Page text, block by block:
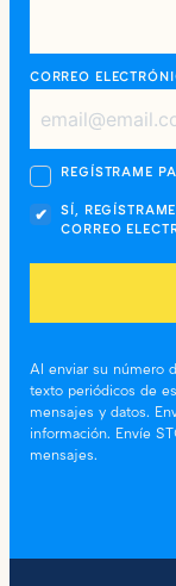
CORREO
REGÍSTRAME
SÍ,
CORREO
Al enviar su número
texto periódicos de
mensajes y datos.
información. Envíe
mensajes.